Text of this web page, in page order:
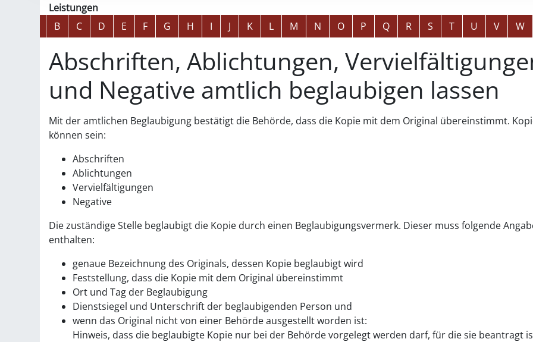
Leistungen
Alphabetisches Register überspringen
B C D E F G H I J K L M N O P Q R S T U V W
Abschriften, Ablichtungen,
und Negative amtlich beglaubigen lassen
Mit der amtlichen Beglaubigung bestätigt die Behörde, dass die Kopie mit dem Original übereinstimmt.
können sein:
Abschriften
Ablichtungen
Vervielfältigungen
Negative
Die zuständige Stelle beglaubigt die Kopie durch einen Beglaubigungsvermerk. Dieser muss folgende
enthalten:
genaue Bezeichnung des Originals, dessen Kopie beglaubigt wird
Feststellung, dass die Kopie mit dem Original übereinstimmt
Ort und Tag der Beglaubigung
Dienstsiegel und Unterschrift der beglaubigenden Person und
wenn das Original nicht von einer Behörde ausgestellt worden ist:
Hinweis, dass die beglaubigte Kopie nur bei der Behörde vorgelegt werden darf, für die sie beantragt